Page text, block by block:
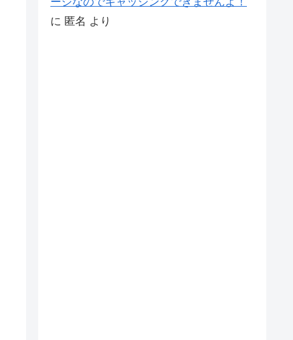
に 匿名 より